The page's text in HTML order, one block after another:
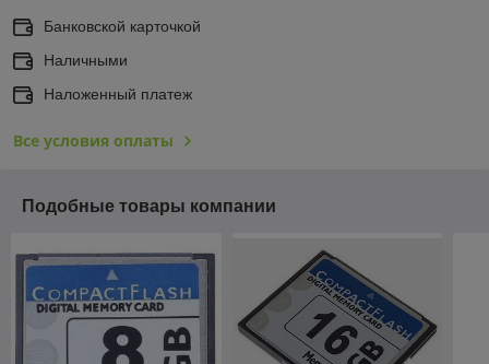
Банковской карточкой
Наличными
Наложенный платеж
Все условия оплаты
Подобные товары компании